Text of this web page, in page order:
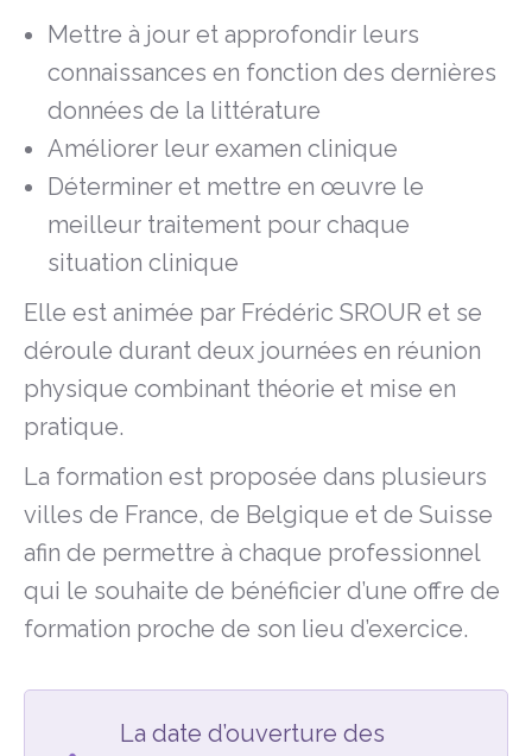
Mettre à jour et approfondir leurs
connaissances en fonction des dernières
données de la littérature
Améliorer leur examen clinique
Déterminer et mettre en œuvre le
meilleur traitement pour chaque
situation clinique
Elle est animée par Frédéric SROUR et se
déroule durant deux journées en réunion
physique combinant théorie et mise en
pratique.
La formation est proposée dans plusieurs
villes de France, de Belgique et de Suisse
afin de permettre à chaque professionnel
qui le souhaite de bénéficier d’une offre de
formation proche de son lieu d’exercice.
La date d’ouverture des